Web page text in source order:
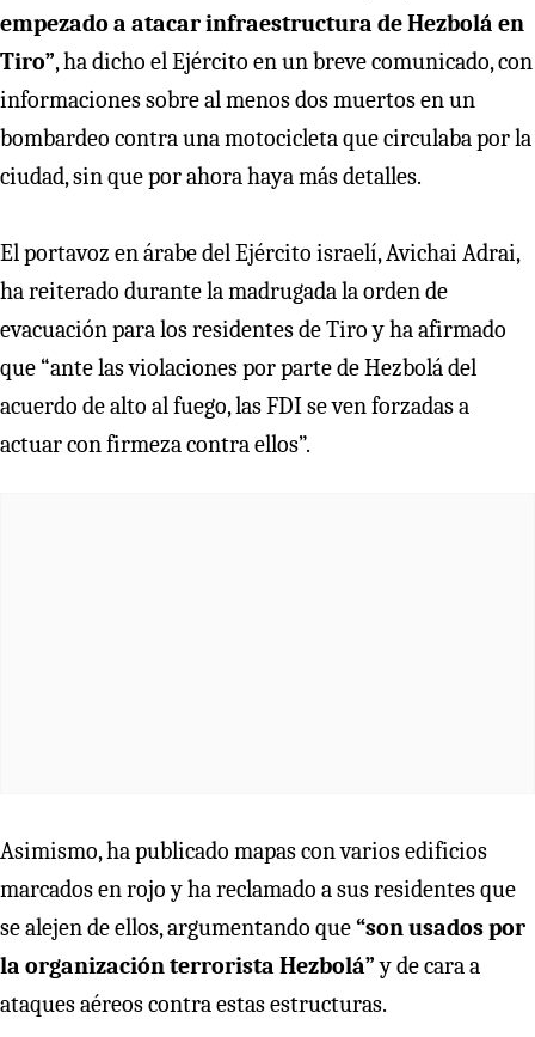
empezado a atacar infraestructura de Hezbolá en
Tiro”, ha dicho el Ejército en un breve comunicado, con
informaciones sobre al menos dos muertos en un
bombardeo contra una motocicleta que circulaba por la
ciudad, sin que por ahora haya más detalles.
El portavoz en árabe del Ejército israelí, Avichai Adrai,
ha reiterado durante la madrugada la orden de
evacuación para los residentes de Tiro y ha afirmado
que “ante las violaciones por parte de Hezbolá del
acuerdo de alto al fuego, las FDI se ven forzadas a
actuar con firmeza contra ellos”.
Asimismo, ha publicado mapas con varios edificios
marcados en rojo y ha reclamado a sus residentes que
se alejen de ellos, argumentando que“son usados por
la organización terrorista Hezbolá”y de cara a
ataques aéreos contra estas estructuras.